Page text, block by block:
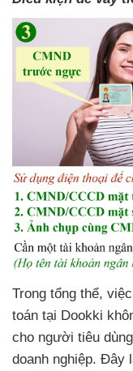
Trong tổng thể,
toán tại Dookki
cho người tiêu
doanh nghiệp. Đây